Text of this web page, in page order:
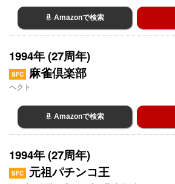
Amazonで検索
1994年 (27周年)
SFC 麻雀倶楽部
ヘクト
Amazonで検索
1994年 (27周年)
SFC 元祖パチンコ王